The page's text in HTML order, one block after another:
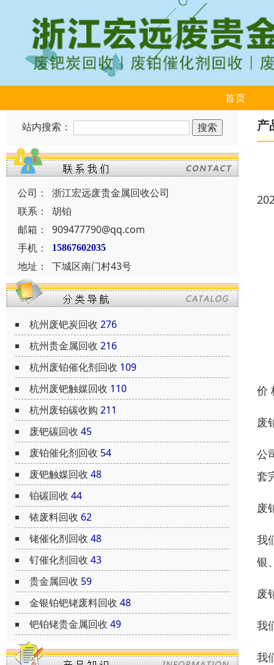
首页
站内搜索：
公司：
浙江宏远废贵金属回收公司
联系：
胡铂
邮箱：
909477790@qq.com
手机：
15867602035
地址： 下城区南门村43号
杭州废钯炭回收 276
杭州贵金属回收 216
杭州废铂催化剂回收 109
杭州废钯触媒回收 110
杭州废铂碳收购 211
废钯碳回收 45
废铂催化剂回收 54
废钯触媒回收 48
铂碳回收 44
铱废料回收 62
铑催化剂回收 48
钌催化剂回收 43
贵金属回收 59
金银铂钯铑废料回收 48
钯铂铑贵金属回收 49
产
价
废
公
套
废
我
银
废
我
我